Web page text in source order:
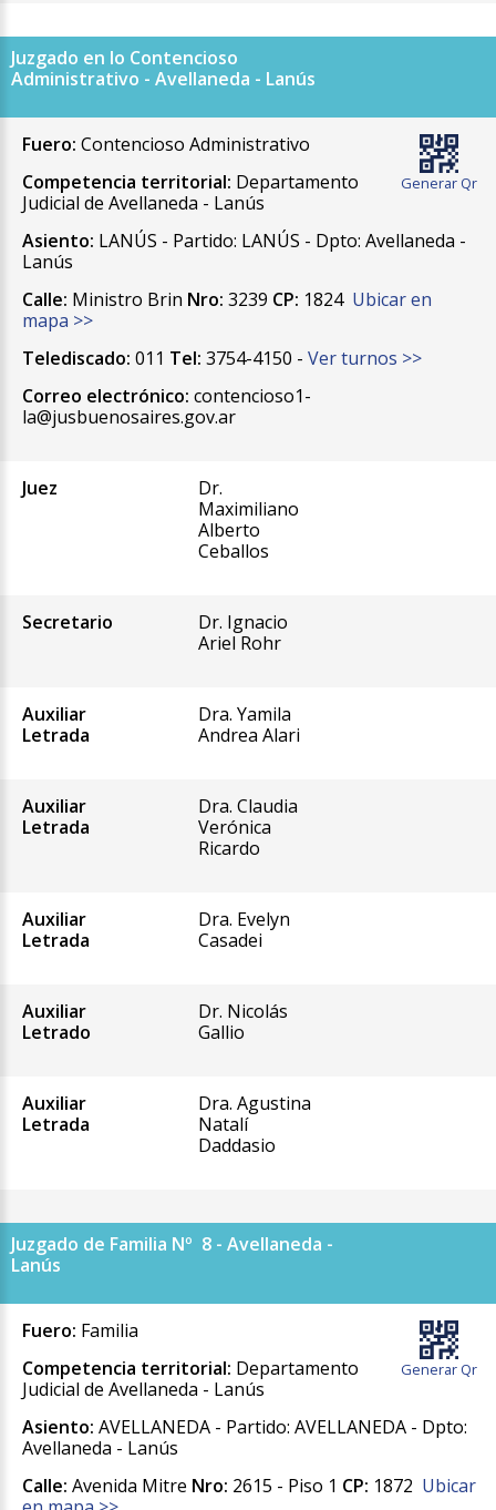
Juzgado en lo Contencioso
Administrativo - Avellaneda - Lanús
Generar Qr
Fuero: Contencioso Administrativo
Competencia territorial: Departamento
Judicial de Avellaneda - Lanús
Asiento: LANÚS - Partido: LANÚS - Dpto: Avellaneda -
Lanús
Calle: Ministro Brin Nro: 3239 CP: 1824 Ubicar en
mapa >>
Telediscado: 011 Tel: 3754-4150 - Ver turnos >>
Correo electrónico: contencioso1-
la@jusbuenosaires.gov.ar
Juez
Dr.
Maximiliano
Alberto
Ceballos
Secretario
Dr. Ignacio
Ariel Rohr
Auxiliar
Letrada
Dra. Yamila
Andrea Alari
Auxiliar
Letrada
Dra. Claudia
Verónica
Ricardo
Auxiliar
Letrada
Dra. Evelyn
Casadei
Auxiliar
Letrado
Dr. Nicolás
Gallio
Auxiliar
Letrada
Dra. Agustina
Natalí
Daddasio
Juzgado de Familia Nº 8 - Avellaneda -
Lanús
Generar Qr
Fuero: Familia
Competencia territorial: Departamento
Judicial de Avellaneda - Lanús
Asiento: AVELLANEDA - Partido: AVELLANEDA - Dpto:
Avellaneda - Lanús
Calle: Avenida Mitre Nro: 2615 - Piso 1 CP: 1872 Ubicar